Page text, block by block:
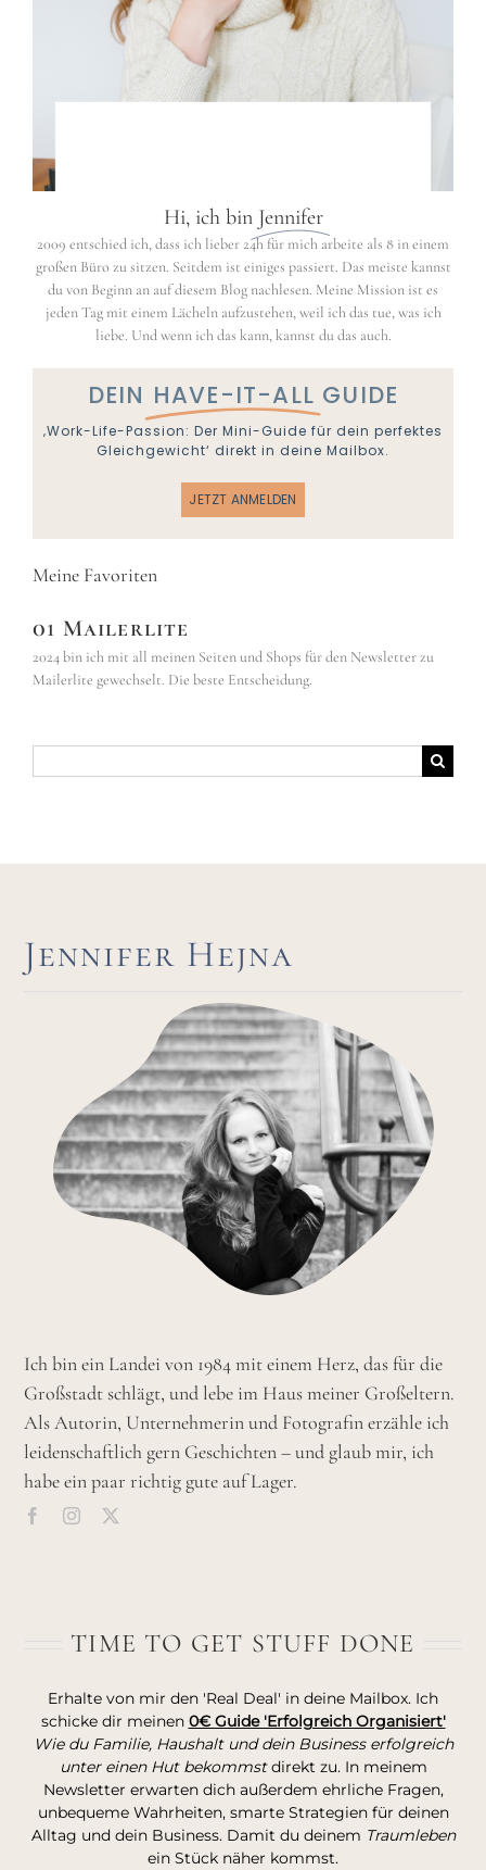
Hi, ich bin Jennifer
2009 entschied ich, dass ich lieber 24h für mich arbeite als 8 in einem
großen Büro zu sitzen. Seitdem ist einiges passiert. Das meiste kannst
du von Beginn an auf diesem Blog nachlesen. Meine Mission ist es
jeden Tag mit einem Lächeln aufzustehen, weil ich das tue, was ich
liebe. Und wenn ich das kann, kannst du das auch.
DEIN HAVE-IT-ALL GUIDE
‚Work-Life-Passion: Der Mini-Guide für dein perfektes
Gleichgewicht‘ direkt in deine Mailbox.
JETZT ANMELDEN
Meine Favoriten
01 Mailerlite
2024 bin ich mit all meinen Seiten und Shops für den Newsletter zu
Mailerlite gewechselt. Die beste Entscheidung.
nach:
Jennifer Hejna
Ich bin ein Landei von 1984 mit einem Herz, das für die
Großstadt schlägt, und lebe im Haus meiner Großeltern.
Als Autorin, Unternehmerin und Fotografin erzähle ich
leidenschaftlich gern Geschichten – und glaub mir, ich
habe ein paar richtig gute auf Lager.
TIME TO GET STUFF DONE
Erhalte von mir den 'Real Deal' in deine Mailbox. Ich
schicke dir meinen 0€ Guide 'Erfolgreich Organisiert'
Wie du Familie, Haushalt und dein Business erfolgreich
unter einen Hut bekommstdirekt zu. In meinem
Newsletter erwarten dich außerdem ehrliche Fragen,
unbequeme Wahrheiten, smarte Strategien für deinen
Alltag und dein Business. Damit du deinem Traumleben
ein Stück näher kommst.